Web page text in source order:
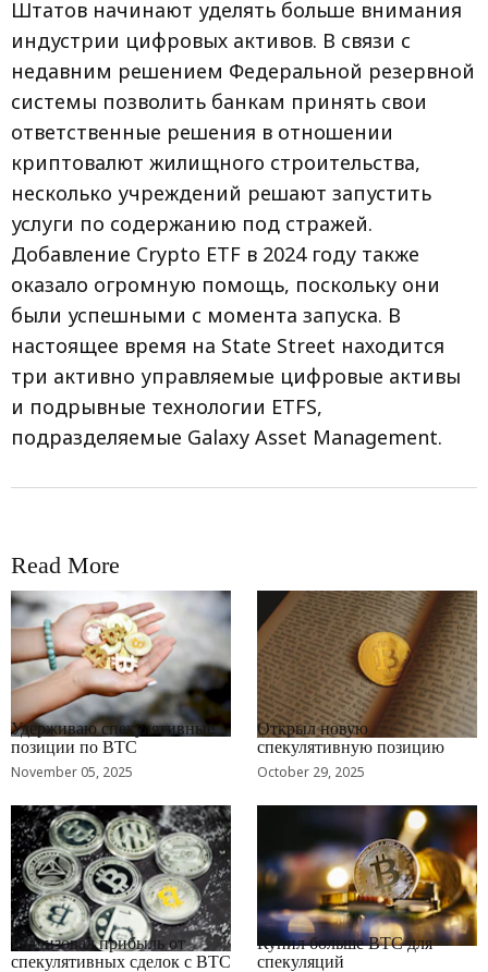
Штатов начинают уделять больше внимания
индустрии цифровых активов. В связи с
недавним решением Федеральной резервной
системы позволить банкам принять свои
ответственные решения в отношении
криптовалют жилищного строительства,
несколько учреждений решают запустить
услуги по содержанию под стражей.
Добавление Crypto ETF в 2024 году также
оказало огромную помощь, поскольку они
были успешными с момента запуска. В
настоящее время на State Street находится
три активно управляемые цифровые активы
и подрывные технологии ETFS,
подразделяемые Galaxy Asset Management.
Read More
RRCNEWS_RU
Удерживаю спекулятивные
позиции по BTC
November 05, 2025
RRCNEWS_RU
Открыл новую
спекулятивную позицию
October 29, 2025
RRCNEWS_RU
Реализовал прибыль от
спекулятивных сделок с BTC
RRCNEWS_RU
Купил больше BTC для
спекуляций